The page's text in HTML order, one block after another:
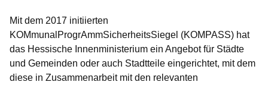
Mit dem 2017 initiierten
KOMmunalProgrAmmSicherheitsSiegel (KOMPASS) hat
das Hessische Innenministerium ein Angebot für Städte
und Gemeinden oder auch Stadtteile eingerichtet, mit dem
diese in Zusammenarbeit mit den relevanten